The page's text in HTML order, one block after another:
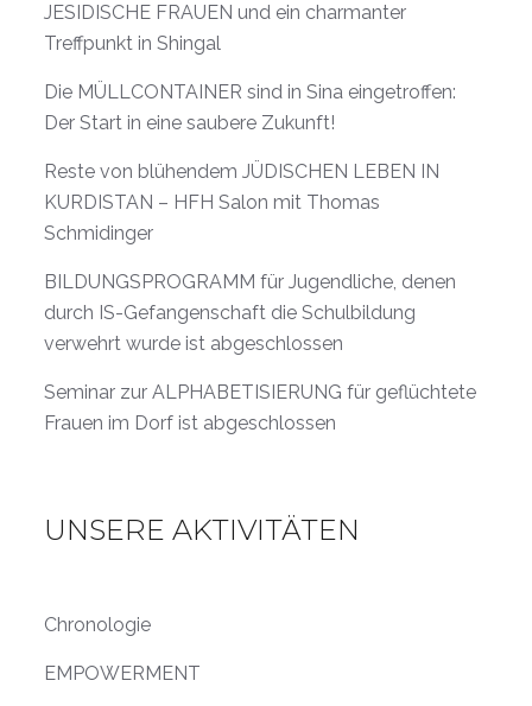
JESIDISCHE FRAUEN und ein charmanter
Treffpunkt in Shingal
Die MÜLLCONTAINER sind in Sina eingetroffen:
Der Start in eine saubere Zukunft!
Reste von blühendem JÜDISCHEN LEBEN IN
KURDISTAN – HFH Salon mit Thomas
Schmidinger
BILDUNGSPROGRAMM für Jugendliche, denen
durch IS-Gefangenschaft die Schulbildung
verwehrt wurde ist abgeschlossen
Seminar zur ALPHABETISIERUNG für geflüchtete
Frauen im Dorf ist abgeschlossen
UNSERE AKTIVITÄTEN
Chronologie
EMPOWERMENT